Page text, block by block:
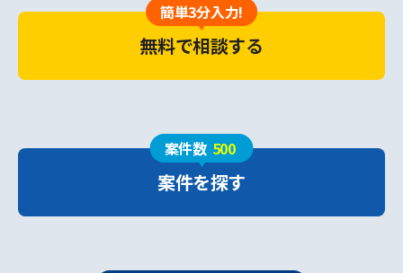
簡単3分入力!
無料で相談する
案件数 500
案件を探す